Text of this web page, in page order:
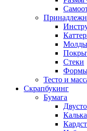
Молды
Стеки
Тесто и
Скрапбукинг
Бумага
Калька